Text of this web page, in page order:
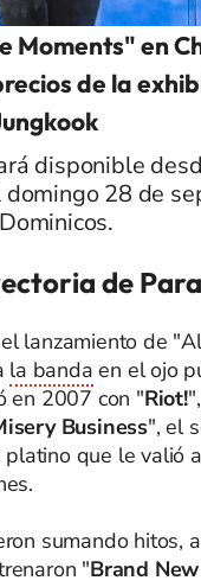
Moments" en
de la
disponible
28 de
de
lanzamiento de
la banda en el ojo
en 2007 con "Riot!
Business", el
platino que le valió
sumando hitos,
"Brand